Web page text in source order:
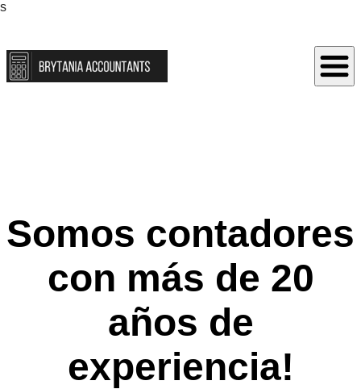
s
Somos contadores
con más de 20
años de
experiencia!